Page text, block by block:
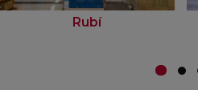
Rubí